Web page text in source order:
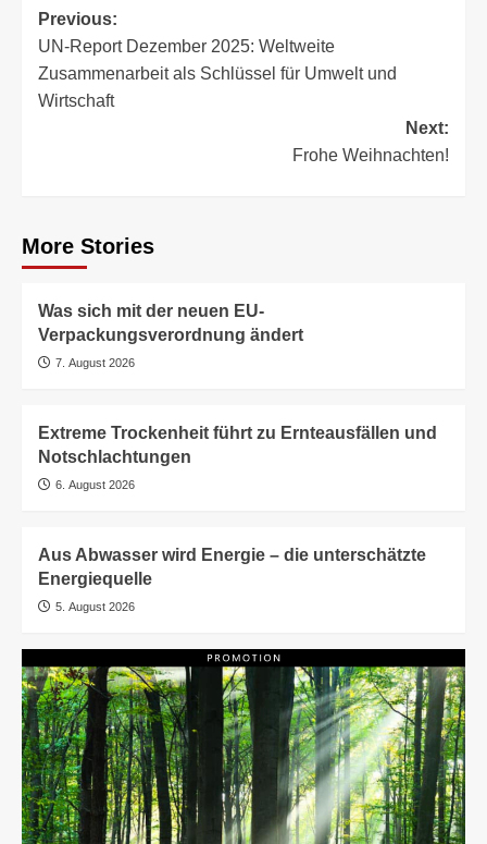
Post
navigation
Previous:
UN-Report Dezember 2025: Weltweite
Zusammenarbeit als Schlüssel für Umwelt und
Wirtschaft
Next:
Frohe Weihnachten!
More Stories
Was sich mit der neuen EU-
Verpackungsverordnung ändert
7. August 2026
Extreme Trockenheit führt zu Ernteausfällen und
Notschlachtungen
6. August 2026
Aus Abwasser wird Energie – die unterschätzte
Energiequelle
5. August 2026